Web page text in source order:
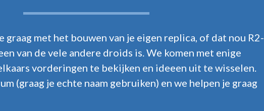
graag met het bouwen van je eigen replica, of dat nou R2-
van de vele andere droids is. We komen met enige
vorderingen te bekijken en ideeen uit te wisselen.
(graag je echte naam gebruiken) en we helpen je graag